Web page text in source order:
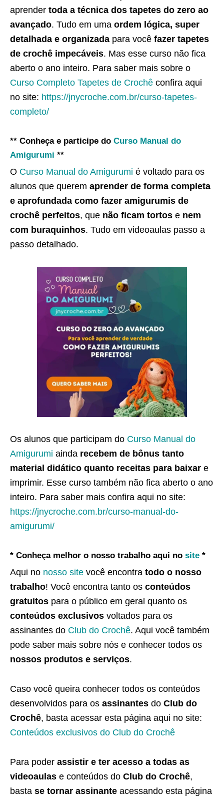
aprender toda a técnica dos tapetes do zero ao
avançado. Tudo em uma ordem lógica, super
detalhada e organizada para você fazer tapetes
de crochê impecáveis. Mas esse curso não fica
aberto o ano inteiro. Para saber mais sobre o
Curso Completo Tapetes de Crochê confira aqui
no site: https://jnycroche.com.br/curso-tapetes-
completo/
** Conheça e participe do Curso Manual do
Amigurumi **
O Curso Manual do Amigurumi é voltado para os
alunos que querem aprender de forma completa
e aprofundada como fazer amigurumis de
crochê perfeitos, que não ficam tortos e nem
com buraquinhos. Tudo em videoaulas passo a
passo detalhado.
Os alunos que participam do Curso Manual do
Amigurumi ainda recebem de bônus tanto
material didático quanto receitas para baixar e
imprimir. Esse curso também não fica aberto o ano
inteiro. Para saber mais confira aqui no site:
https://jnycroche.com.br/curso-manual-do-
amigurumi/
* Conheça melhor o nosso trabalho aqui no site *
Aqui no nosso site você encontra todo o nosso
trabalho! Você encontra tanto os conteúdos
gratuitos para o público em geral quanto os
conteúdos exclusivos voltados para os
assinantes do Club do Crochê. Aqui você também
pode saber mais sobre nós e conhecer todos os
nossos produtos e serviços.
Caso você queira conhecer todos os conteúdos
desenvolvidos para os assinantes do Club do
Crochê, basta acessar esta página aqui no site:
Conteúdos exclusivos do Club do Crochê
Para poder assistir e ter acesso a todas as
videoaulas e conteúdos do Club do Crochê,
basta se tornar assinante acessando esta página